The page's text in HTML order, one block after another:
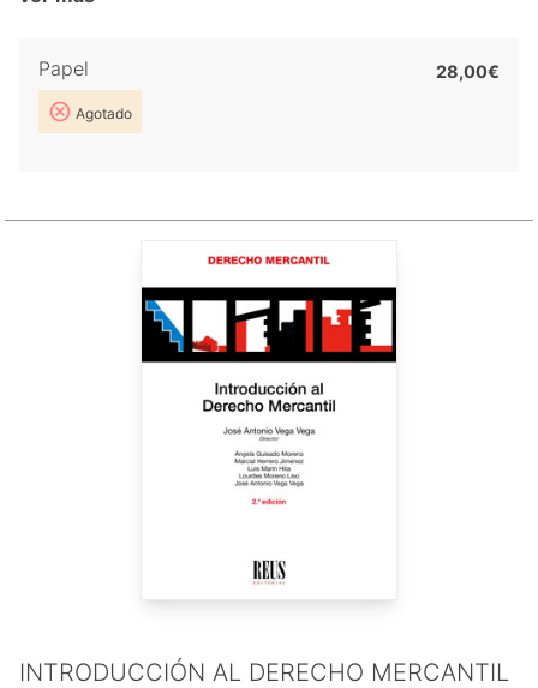
Papel
Agotado
28,00€
INTRODUCCIÓN AL DERECHO MERCANTIL